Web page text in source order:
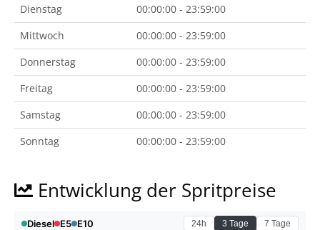
Dienstag
00:00:00 - 23:59:00
Mittwoch
00:00:00 - 23:59:00
Donnerstag
00:00:00 - 23:59:00
Freitag
00:00:00 - 23:59:00
Samstag
00:00:00 - 23:59:00
Sonntag
00:00:00 - 23:59:00
Entwicklung der Spritpreise